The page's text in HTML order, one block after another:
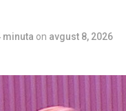
minuta on avgust 8, 2026